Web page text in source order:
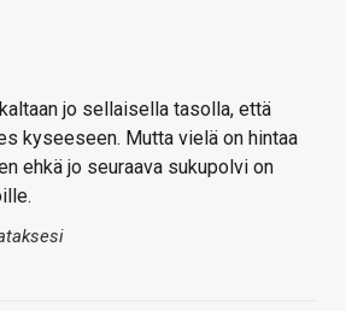
jo sellaisella tasolla, että
kyseeseen. Mutta vielä on hintaa
ehkä jo seuraava sukupolvi on